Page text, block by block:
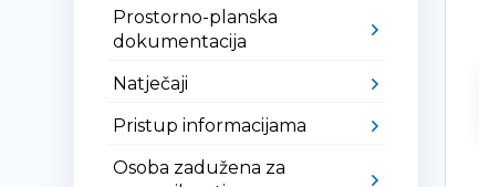
Prostorno-planska
dokumentacija
Natječaji
Pristup informacijama
Osoba zadužena za